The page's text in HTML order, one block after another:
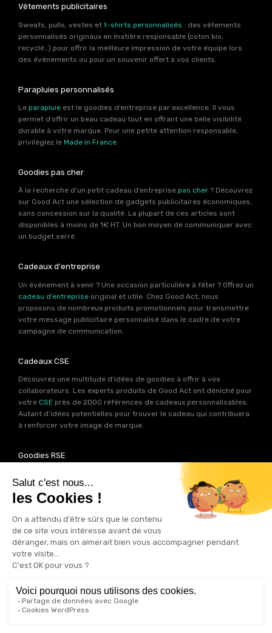
Vêtements publicitaires
Sweats, pulls, vestes et t-shirts personnalisés : des vêtements
personnalisés originaux en matière responsable (coton bio,
recyclé…) pour offrir la meilleure impression de votre équipe lors
des événements ou pour un souvenir offert à vos clients.
Parapluies personnalisés
Le parapluie est le goodies d’entreprise par excellence. Il vous
permet d’offrir un beau cadeau tout en offrant une belle visibilité
durable à votre marque. Pour une petite attention responsable,
privilégiez le Made in France.
Goodies pas cher
À la recherche d’un petit cadeau d’entreprise pas cher ? Découvrez
sur Good Act une sélection de gadgets publicitaires économiques,
sans concession sur la qualité. La plupart de ces articles sont
disponibles à moins de 1€ HT. Un bon moyen de communiquer avec
un budget serré.
Cadeaux d'entreprise
Un événement à venir ? Une occasion particulière à fêter ? Offrez un
cadeau d’entreprise original et utile. Chez Good Act, nous
proposons de nombreux produits promotionnels pour transmettre
votre message publicitaire personnalisé dans le cadre de votre
campagne de communication.
Cadeaux CSE
Découvrez une multitude d’idées de goodies à offrir à vos
collaborateurs. Les experts produits de Good Act ont déniché pour
votre CSE près de 2000 références de cadeaux personnalisables.
Autant d’idées potentielles pour trouver le cadeau qui contribuera
à renforcer votre image de marque.
Goodies RSE
Vous souhaitez communiquer en accord avec vos valeurs ? Ca
tombe bien ! Un grand nombre de produits présents sur Good Act
sont fabriqués en France et en Europe.
Notre sélection RSEvous
permet de trouver un goodies parfait pour votre campagne de
communication. Des produits fabriqués avec amour dans de
bonnes conditions et un impact limité sur la planête.